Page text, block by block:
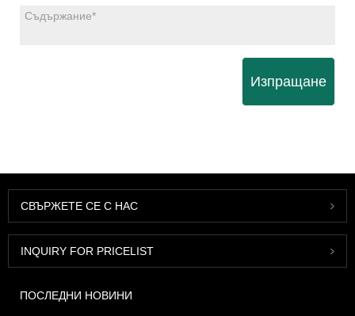
Изпращане
СВЪРЖЕТЕ СЕ С НАС
INQUIRY FOR PRICELIST
ПОСЛЕДНИ НОВИНИ